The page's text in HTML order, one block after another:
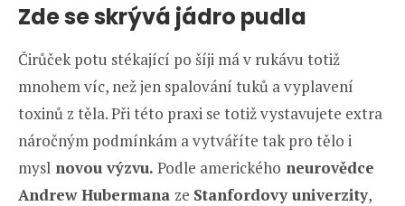
Zde se skrývá jádro pudla
Čirůček potu stékající po šíji má v rukávu totiž
mnohem víc, než jen spalování tuků a vyplavení
toxinů z těla. Při této praxi se totiž vystavujete extra
náročným podmínkám a vytváříte tak pro tělo i
mysl novou výzvu. Podle amerického neurovědce
Andrew Hubermana ze Stanfordovy univerzity,